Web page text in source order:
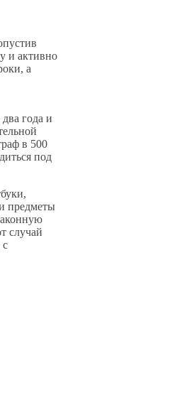
и активно
а
года и
в 500
под
предметы
случай
с